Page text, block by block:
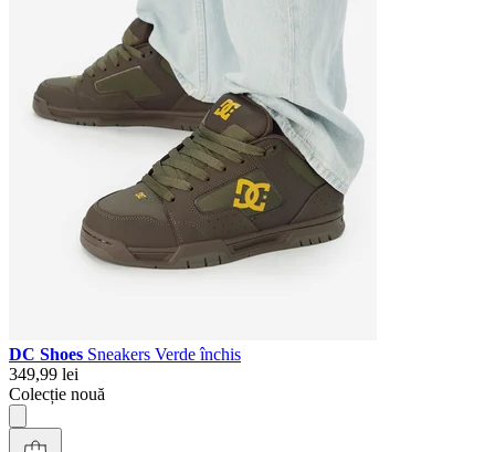
DC Shoes Sneakers Verde închis
349,99 lei
Colecție nouă